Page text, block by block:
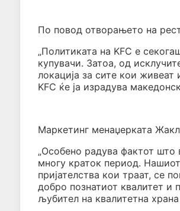
По повод отворањето на
„Политиката на KFC е
купувачи. Затоа, од
локација за сите кои
KFC ќе ја израдува
Маркетинг менаџерката
„Особено радува фактот што
многу краток период.
пријателства кои траат, се
добро познатиот квалитет и
љубител на квалитетна